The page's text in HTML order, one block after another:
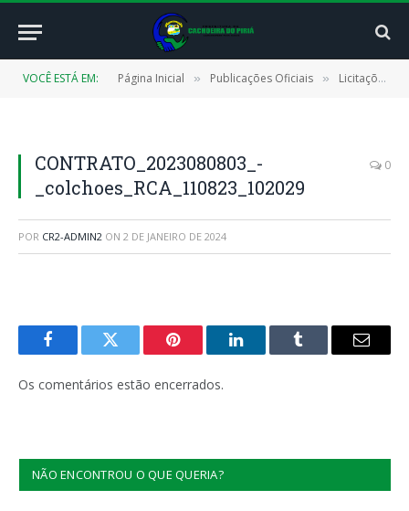
VOCÊ ESTÁ EM: Página Inicial » Publicações Oficiais » Licitações
CONTRATO_2023080803_-
_colchoes_RCA_110823_102029
0
POR CR2-ADMIN2 ON 2 DE JANEIRO DE 2024
FacebookTwitter Pinterest LinkedInTumblr
E-
Os comentários estão encerrados.
NÃO ENCONTROU O QUE QUERIA?